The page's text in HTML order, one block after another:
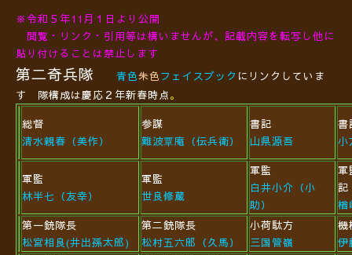
※令和５年11月１日より公開
閲覧・リンク・引用等は構いませんが、記載内容を転写し他に
貼り付けることは禁止します
第二奇兵隊 青色朱色フェイスブック にリンクしていま
す 隊構成は慶応２年新春時点。
総督
清水親春（美作）
参謀
難波覃庵（伝兵衛）
書記
山県源吾
書
小
軍監
林半七（友幸）
軍監
世良修蔵
軍監
白井小介（小
助）
軍
楢
第一銃隊長
松宮相良(井出孫太郎)
第二銃隊長
松村五六郎（久馬）
小荷駄方
三国管嶺
機
伊